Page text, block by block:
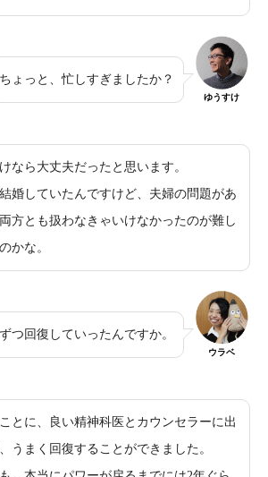
ちょっと、忙しすぎましたか？
ゆうすけ
なら大丈夫だったと思います。
婚していたんですけど、夫婦の問題があ
方とも扱わなきゃいけなかったのが難し
かな。
つ回復していったんですか。
ウラベ
とに、良い精神科医とカウンセラーに出
うまく回復することができました。